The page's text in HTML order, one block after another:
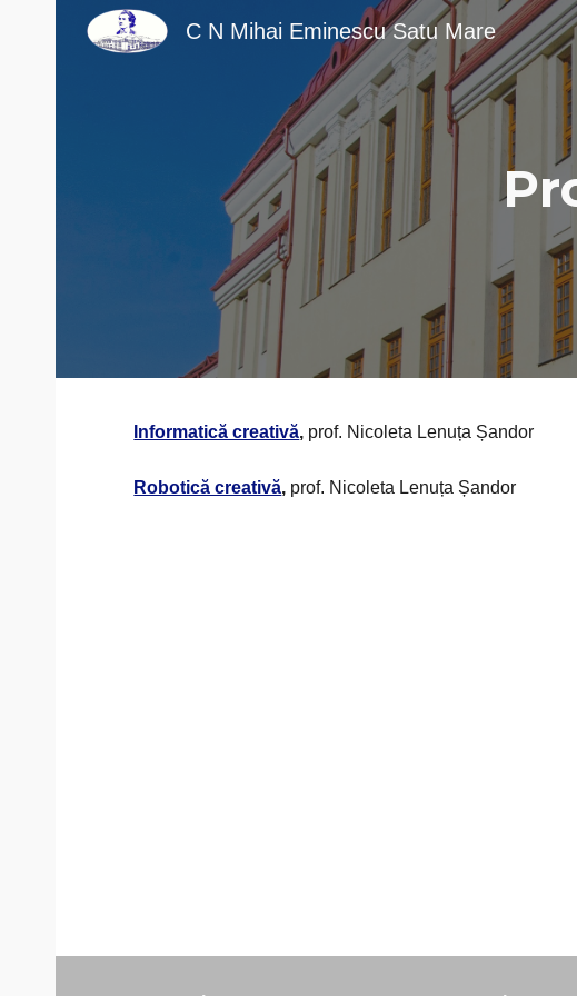
Skip to
C N Mihai Eminescu Satu Mare
Informatică creativă, prof. Nicoleta Lenuța Șandor
Robotică creativă, prof. Nicoleta Lenuța Șandor